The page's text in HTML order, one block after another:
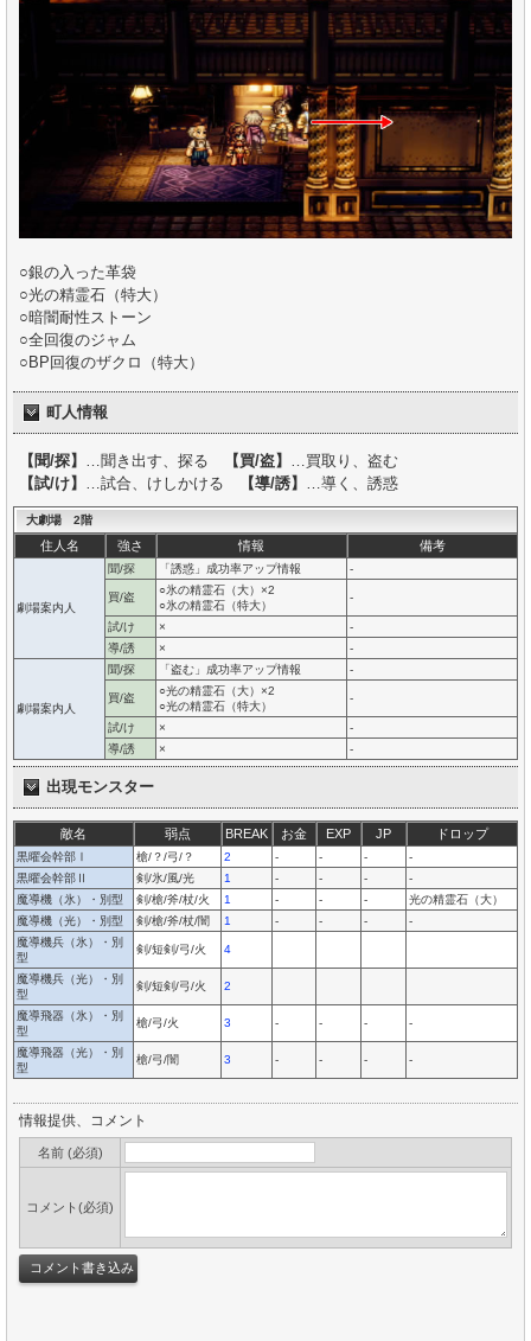
○銀の入った革袋
○光の精霊石（特大）
○暗闇耐性ストーン
○全回復のジャム
○BP回復のザクロ（特大）
町人情報
【聞/探】 …聞き出す、探る 【買/盗】 …買取り、盗む
【試/け】 …試合、けしかける 【導/誘】 …導く、誘惑
大劇場 2階
住人名 強さ 情報 備考
劇場案内人
聞/探 「誘惑」成功率アップ情報 -
買/盗
○氷の精霊石（大）×2
○氷の精霊石（特大）
-
試/け ×
-
導/誘
× -
劇場案内人
聞/探 「盗む」成功率アップ情報 -
買/盗
○光の精霊石（大）×2
○光の精霊石（特大）
-
試/け ×
-
導/誘
× -
出現モンスター
敵名 弱点 BREAK お金 EXP JP ドロップ
黒曜会幹部Ⅰ 槍/？/弓/？ 2 - - -
-
黒曜会幹部Ⅱ
剣/氷/風/光 1 - - -
-
魔導機（氷）・別型
剣/槍/斧/杖/火 1 - - -
光の精霊石（大）
魔導機（光）・別型
剣/槍/斧/杖/闇 1 - - -
-
魔導機兵（氷）・別
型
剣/短剣/弓/火 4
魔導機兵（光）・別
型
剣/短剣/弓/火 2
魔導飛器（氷）・別
型
槍/弓/火 3 - - - -
魔導飛器（光）・別
型
槍/弓/闇 3 - - - -
情報提供、コメント
名前 (必須)
コメント(必須)